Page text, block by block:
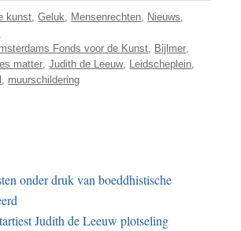
kunst ,Geluk Mensenrechten Nieuws
Fonds voor de Kunst Bijlmer
matter ,Judith de Leeuw, Leidscheplein
muurschildering
onder druk van boeddhistische
Judith de Leeuw plotseling